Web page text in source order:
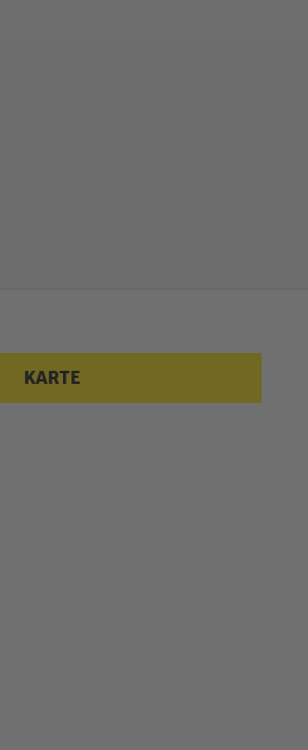
KARTE